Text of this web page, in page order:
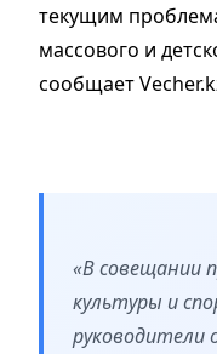
текущим
массового и
сообщает
«В совещании
культуры и
руководители